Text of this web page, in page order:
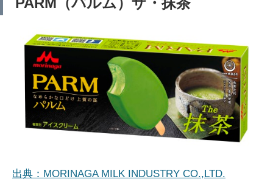
出典：MORINAGA MILK INDUSTRY CO.,LTD.